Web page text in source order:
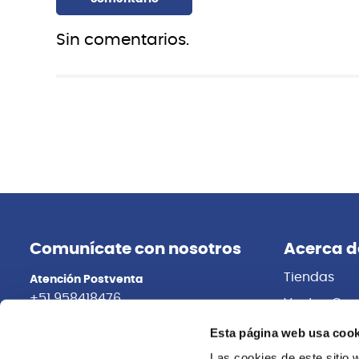
Esta página web usa
Sin comentarios.
Comunícate con nosotros
Atención Postventa
+51 958418476
Acerca
Tiendas
Ventas
Trabaja